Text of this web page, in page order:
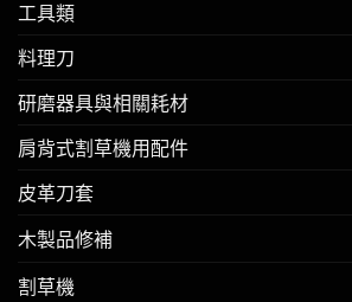
工具類
料理刀
研磨器具與相關耗材
肩背式割草機用配件
皮革刀套
木製品修補
割草機